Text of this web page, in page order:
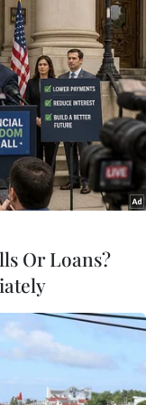
chụp ảnh nhiệt
video, xác
mục tiêu cho
có độ chính xác
Or Loans?